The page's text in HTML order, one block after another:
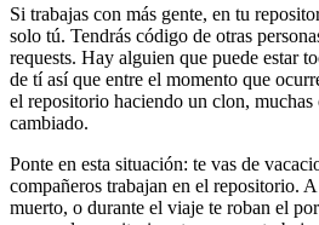
Si trabajas con más gente, en tu
solo tú. Tendrás código de otras
requests. Hay alguien que puede estar
de tí así que entre el momento que
el repositorio haciendo un clon, muchas
cambiado.
Ponte en esta situación: te vas de
compañeros trabajan en el repositorio.
muerto, o durante el viaje te roban el